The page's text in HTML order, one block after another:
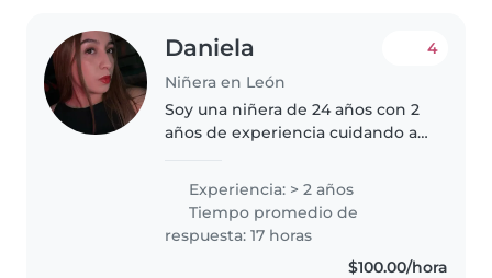
Daniela
Niñera en León
4
Soy una niñera de 24 años con 2
años de experiencia cuidando a
preescolar y escolar. Soy una
persona responsable, paciente y
amable. Cuento con una amplia
variedad..
Experiencia: > 2 años
Tiempo promedio de
respuesta: 17 horas
$100.00/hora